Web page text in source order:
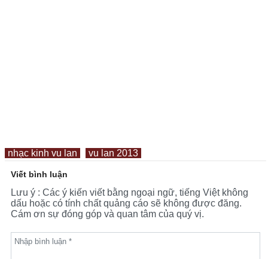
nhạc kinh vu lan vu lan 2013
Viết bình luận
Lưu ý : Các ý kiến viết bằng ngoại ngữ, tiếng Việt không
dấu hoặc có tính chất quảng cáo sẽ không được đăng.
Cám ơn sự đóng góp và quan tâm của quý vị.